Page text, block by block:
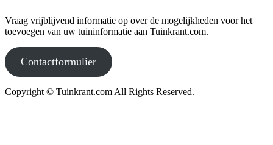
Vraag vrijblijvend informatie op over de mogelijkheden voor het
toevoegen van uw tuininformatie aan Tuinkrant.com.
Contactformulier
Copyright © Tuinkrant.com All Rights Reserved.